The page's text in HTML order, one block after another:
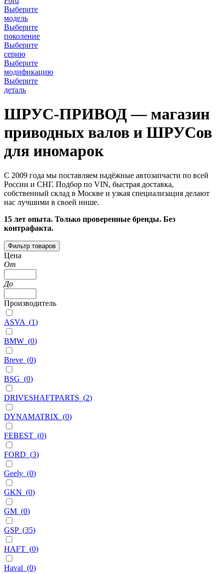
Выберите
модель
Выберите
поколение
Выберите
серию
Выберите
модификацию
Выберите
деталь
ШРУС-ПРИВОД — магазин
приводных валов и ШРУСов
для иномарок
С 2009 года мы поставляем надёжные автозапчасти по всей
России и СНГ. Подбор по VIN, быстрая доставка,
собственный склад в Москве и узкая специализация делают
нас лучшими в своей нише.
15 лет опыта. Только проверенные бренды. Без
контрафакта.
Фильтр товаров
Цена
От
До
Производитель
ASVA (1)
BMW (0)
Breve (0)
BSG (0)
DRIVESHAFTPARTS (2)
DYNAMATRIX (0)
FEBEST (0)
FORD (3)
Geely (0)
GKN (0)
GM (0)
GSP (35)
HAFT (0)
Haval (0)